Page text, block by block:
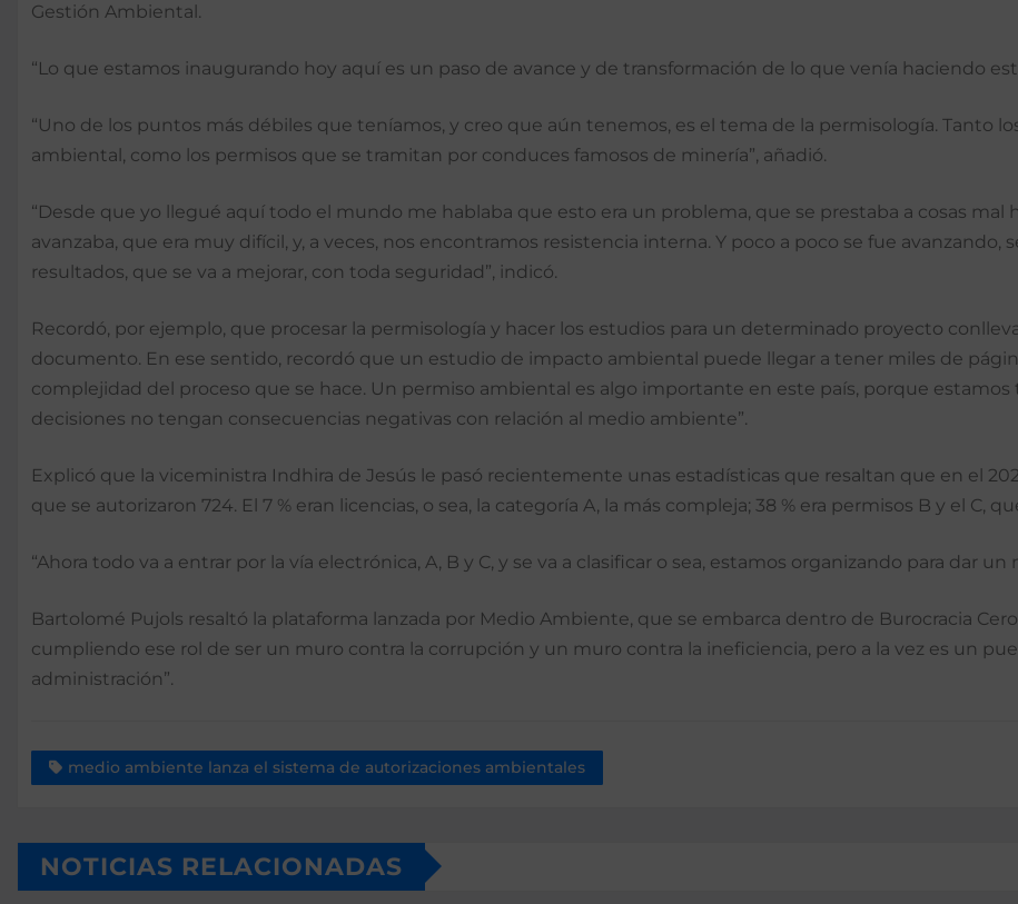
Gestión Ambiental.
“Lo que estamos inaugurando hoy aquí es un paso de avance y de transformación de lo que venía haciendo
“Uno de los puntos más débiles que teníamos, y creo que aún tenemos, es el tema de la permisología. Tanto
ambiental, como los permisos que se tramitan por conduces famosos de minería”, añadió.
“Desde que yo llegué aquí todo el mundo me hablaba que esto era un problema, que se prestaba a cosas mal
avanzaba, que era muy difícil, y, a veces, nos encontramos resistencia interna. Y poco a poco se fue
resultados, que se va a mejorar, con toda seguridad”, indicó.
Recordó, por ejemplo, que procesar la permisología y hacer los estudios para un determinado proyecto
documento. En ese sentido, recordó que un estudio de impacto ambiental puede llegar a tener miles de
complejidad del proceso que se hace. Un permiso ambiental es algo importante en este país, porque
decisiones no tengan consecuencias negativas con relación al medio ambiente”.
Explicó que la viceministra Indhira de Jesús le pasó recientemente unas estadísticas que resaltan que en el
que se autorizaron 724. El 7 % eran licencias, o sea, la categoría A, la más compleja; 38 % era permisos B y el C,
“Ahora todo va a entrar por la vía electrónica, A, B y C, y se va a clasificar o sea, estamos organizando para dar un
Bartolomé Pujols resaltó la plataforma lanzada por Medio Ambiente, que se embarca dentro de Burocracia
cumpliendo ese rol de ser un muro contra la corrupción y un muro contra la ineficiencia, pero a la vez es un
administración”.
medio ambiente lanza el sistema de autorizaciones ambientales
NOTICIAS RELACIONADAS